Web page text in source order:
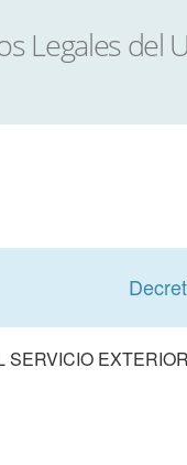
SERVICIO